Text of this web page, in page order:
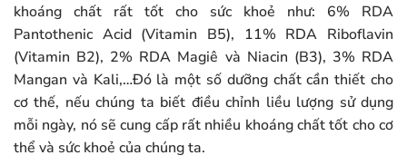
khoáng chất rất tốt cho sức khoẻ như: 6% RDA
Pantothenic Acid (Vitamin B5), 11% RDA Riboflavin
(Vitamin B2), 2% RDA Magiê và Niacin (B3), 3% RDA
Mangan và Kali,…Đó là một số dưỡng chất cần thiết cho
cơ thế, nếu chúng ta biết điều chỉnh liều lượng sử dụng
mỗi ngày, nó sẽ cung cấp rất nhiều khoáng chất tốt cho cơ
thể và sức khoẻ của chúng ta.